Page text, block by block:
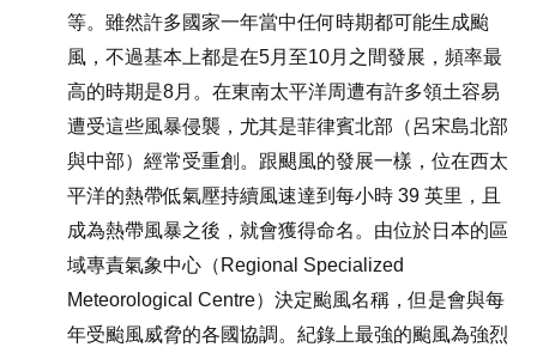
等。雖然許多國家一年當中任何時期都可能生成颱
風，不過基本上都是在5月至10月之間發展，頻率最
高的時期是8月。在東南太平洋周遭有許多領土容易
遭受這些風暴侵襲，尤其是菲律賓北部（呂宋島北部
與中部）經常受重創。跟颶風的發展一樣，位在西太
平洋的熱帶低氣壓持續風速達到每小時 39 英里，且
成為熱帶風暴之後，就會獲得命名。由位於日本的區
域專責氣象中心（Regional Specialized
Meteorological Centre）決定颱風名稱，但是會與每
年受颱風威脅的各國協調。紀錄上最強的颱風為強烈